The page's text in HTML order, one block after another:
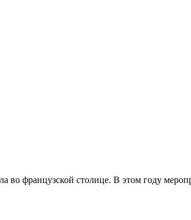
французской столице. В этом году